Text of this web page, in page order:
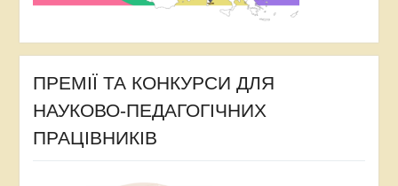
ПРЕМІЇ ТА КОНКУРСИ ДЛЯ
НАУКОВО-ПЕДАГОГІЧНИХ
ПРАЦІВНИКІВ